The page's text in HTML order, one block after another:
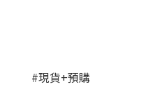
#現貨+預購